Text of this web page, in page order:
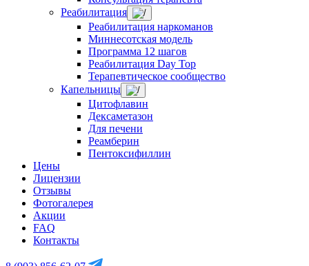
Реабилитация
Реабилитация наркоманов
Миннесотская модель
Программа 12 шагов
Реабилитация Day Top
Терапевтическое сообщество
Капельницы
Цитофлавин
Дексаметазон
Для печени
Реамберин
Пентоксифиллин
Цены
Лицензии
Отзывы
Фотогалерея
Акции
FAQ
Контакты